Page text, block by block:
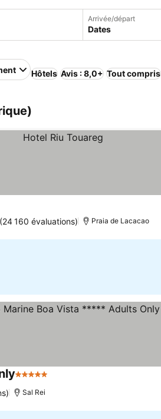
Arrivée/départ
Dates
Hôtels Avis : 8,0+ Tout compris
(24 160 évaluations) Praia de Lacacao
5 Étoiles
Sal Rei